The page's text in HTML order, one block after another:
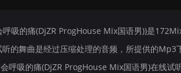
吸的痛(DjZR ProgHouse Mix国语男))是
的舞曲是经过压缩处理的音频，所提供的Mp3
呼吸的痛(DjZR ProgHouse Mix国语男)在线试